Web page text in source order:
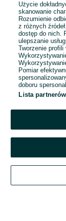
Szukaj
Użycie
skanowanie
Rozumienie
z różnych
dostęp do nich.
ulepszanie
Tworzenie
Pomiar
doboru
Lista